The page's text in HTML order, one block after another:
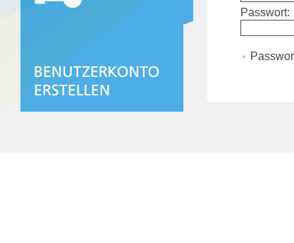
Passwort: